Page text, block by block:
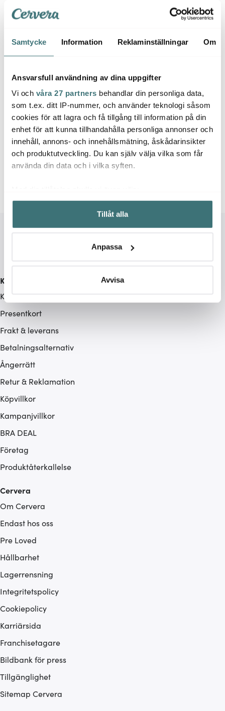
Samtycke Information Reklaminställningar Om
Ansvarsfull användning av dina uppgifter
Vi och våra 27 partners behandlar din personliga data,
som t.ex. ditt IP-nummer, och använder teknologi såsom
cookies för att lagra och få tillgång till information på din
enhet för att kunna tillhandahålla personliga annonser och
innehåll, annons- och innehållsmätning, åskådarinsikter
och produktutveckling. Du kan själv välja vilka som får
använda din data och i vilka syften.
Samla in information om din geografiska plats som
kan ha en noggrannhet på upp till flera meter
Identifiera din enhet genom att aktivt skanna den för
Ta reda på mer om hur dina personliga uppgifter
Du kan ändra eller dra tillbaka ditt samtycke när som
Vi använder cookies för att innehållet och annonserna
ska anpassas efter det som vi tror att du tycker om. Det
hemsidan ännu bättre. Du bestämmer själv vilka cookies
som du vill dela med dig av.
Tillåt alla
Anpassa
Avvisa
379 kr
I lager
cm guld
499 kr 799 kr
I lager
Jonas
Låt dig inspireras av våra kunder
Kundservice
Kontakta oss / FAQ
Presentkort
Frakt & leverans
Betalningsalternativ
Ångerrätt
Retur & Reklamation
Köpvillkor
Kampanjvillkor
BRA DEAL
Företag
Produktåterkallelse
Cervera
Om Cervera
Endast hos oss
Pre Loved
Hållbarhet
Lagerrensning
Integritetspolicy
Cookiepolicy
Karriärsida
Franchisetagare
Bildbank för press
Tillgänglighet
Sitemap Cervera